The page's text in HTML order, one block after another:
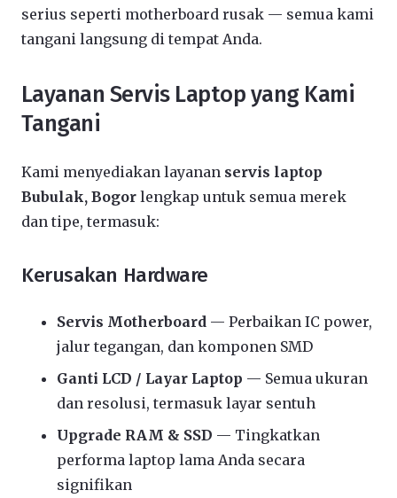
serius seperti motherboard rusak — semua kami
tangani langsung di tempat Anda.
Layanan Servis Laptop yang Kami
Tangani
Kami menyediakan layanan servis laptop
Bubulak, Bogor lengkap untuk semua merek
dan tipe, termasuk:
Kerusakan Hardware
Servis Motherboard — Perbaikan IC power,
jalur tegangan, dan komponen SMD
Ganti LCD / Layar Laptop — Semua ukuran
dan resolusi, termasuk layar sentuh
Upgrade RAM & SSD — Tingkatkan
performa laptop lama Anda secara
signifikan